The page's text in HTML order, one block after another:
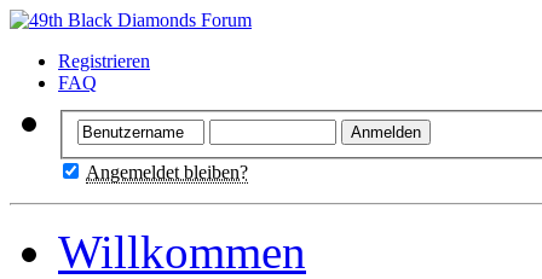
Registrieren
FAQ
Angemeldet bleiben?
Willkommen